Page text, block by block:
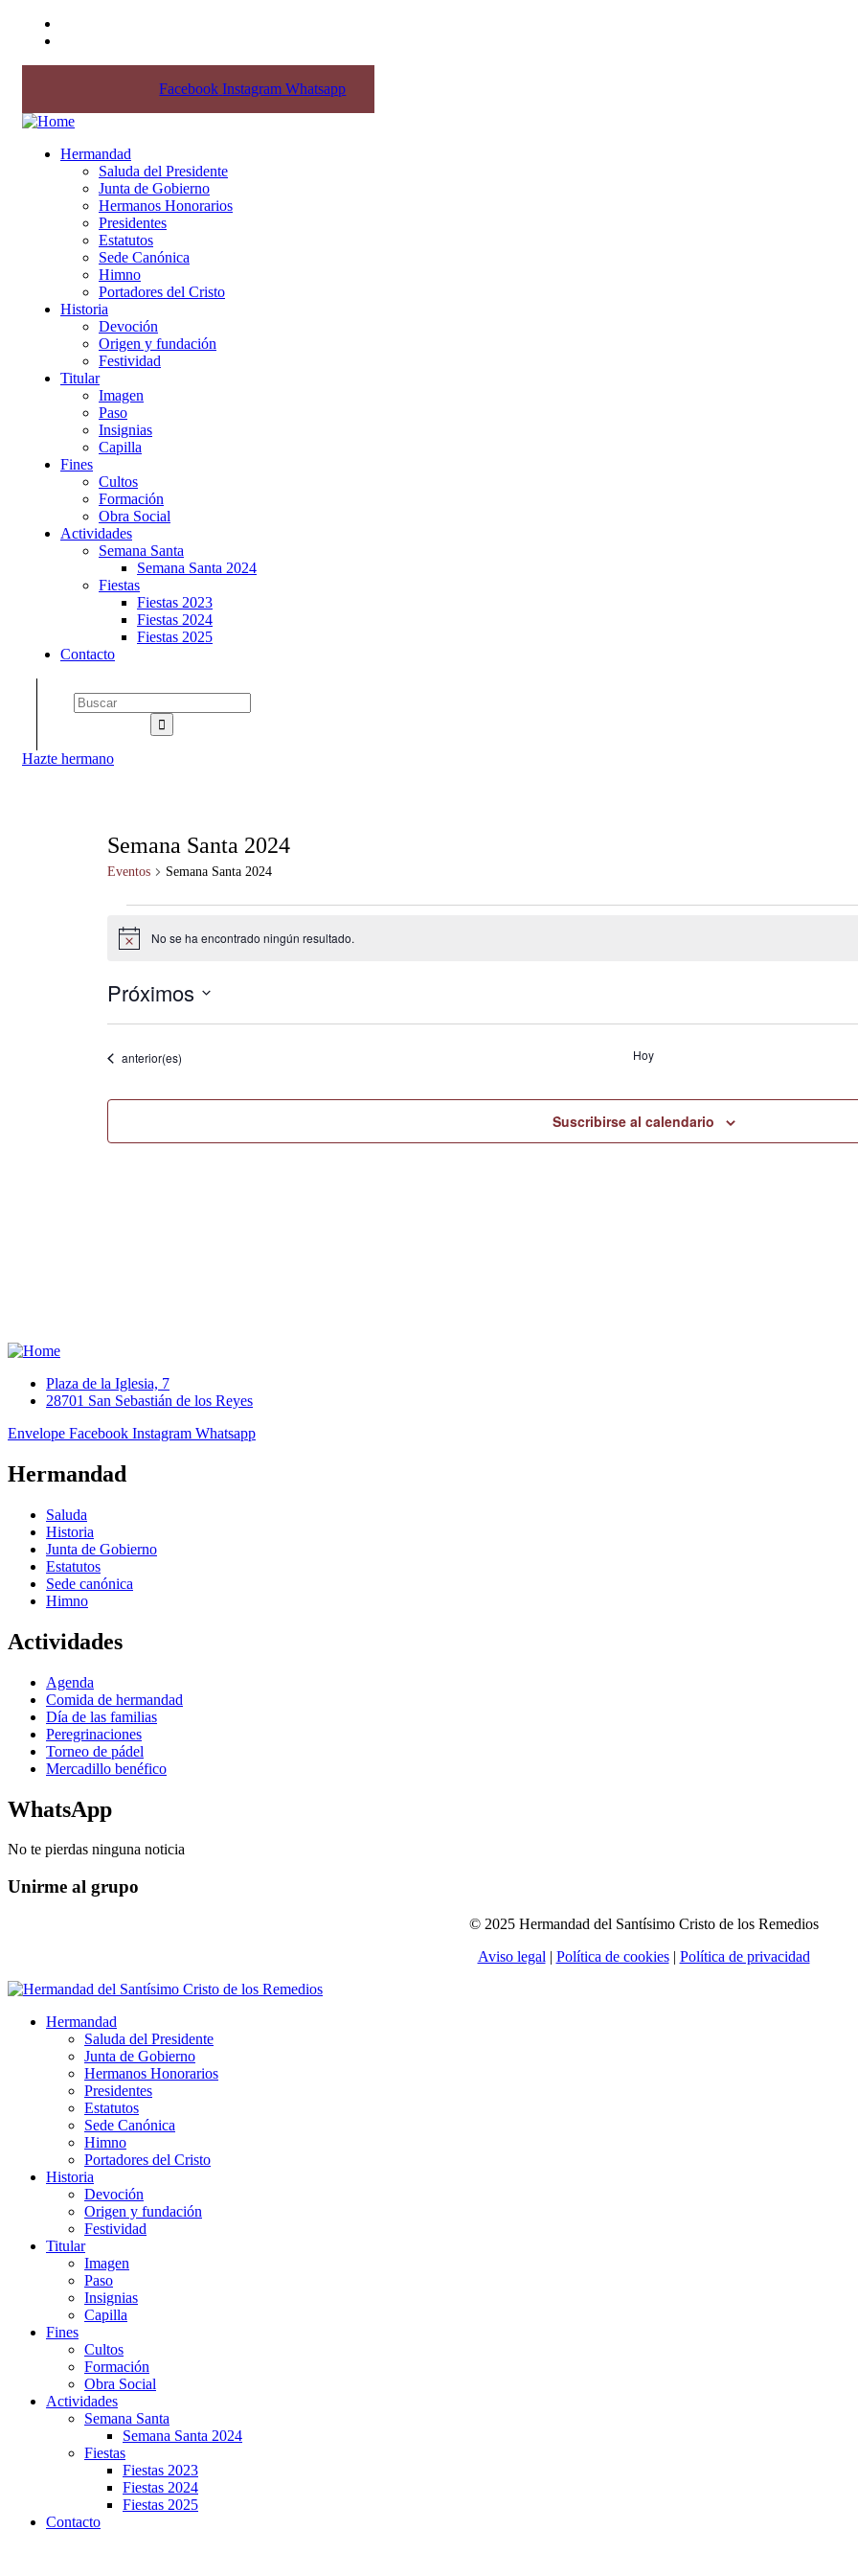
Facebook Instagram Whatsapp
Hermandad
Saluda del Presidente
Junta de Gobierno
Hermanos Honorarios
Presidentes
Estatutos
Sede Canónica
Himno
Portadores del Cristo
Historia
Devoción
Origen y fundación
Festividad
Titular
Imagen
Paso
Insignias
Capilla
Fines
Cultos
Formación
Obra Social
Actividades
Semana Santa
Semana Santa 2024
Fiestas
Fiestas 2023
Fiestas 2024
Fiestas 2025
Contacto
Hazte hermano
Semana Santa 2024
Eventos Semana Santa 2024
Aviso No se ha encontrado ningún resultado.
Próximos
fecha.Eventos
anterior(es) Hoy
Suscribirse al calendario
Plaza de la Iglesia, 7
28701 San Sebastián de los Reyes
Envelope Facebook Instagram Whatsapp
Hermandad
Saluda
Historia
Junta de Gobierno
Estatutos
Sede canónica
Himno
Actividades
Agenda
Comida de hermandad
Día de las familias
Peregrinaciones
Torneo de pádel
Mercadillo benéfico
WhatsApp
No te pierdas ninguna noticia
Unirme al grupo
© 2025 Hermandad del Santísimo Cristo de los Remedios
Aviso legal | Política de cookies| Política de privacidad
Hermandad
Saluda del Presidente
Junta de Gobierno
Hermanos Honorarios
Presidentes
Estatutos
Sede Canónica
Himno
Portadores del Cristo
Historia
Devoción
Origen y fundación
Festividad
Titular
Imagen
Paso
Insignias
Capilla
Fines
Cultos
Formación
Obra Social
Actividades
Semana Santa
Semana Santa 2024
Fiestas
Fiestas 2023
Fiestas 2024
Fiestas 2025
Contacto